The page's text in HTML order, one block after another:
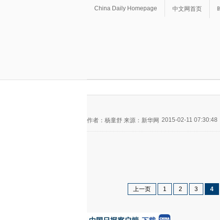
China Daily Homepage 中文网首页
作者：杨童舒 来源：新华网 2015-02-11 07:30:48
上一页 1 2 3 4